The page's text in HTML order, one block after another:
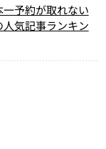
予約が取れない
気記事ランキン